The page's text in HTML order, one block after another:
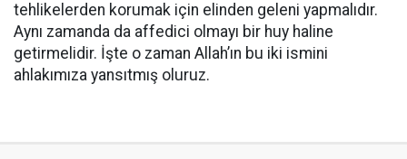
tehlikelerden korumak için elinden geleni yapmalıdır.
Aynı zamanda da affedici olmayı bir huy haline
getirmelidir. İşte o zaman Allah’ın bu iki ismini
ahlakımıza yansıtmış oluruz.